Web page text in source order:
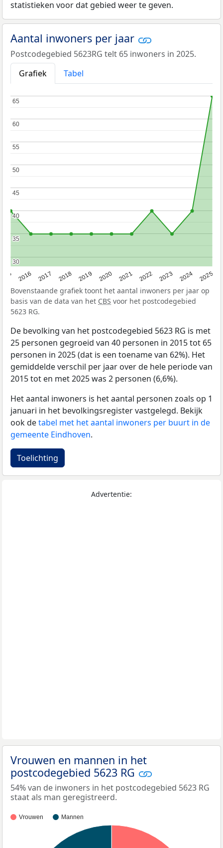
statistieken voor dat gebied weer te geven.
Aantal inwoners per jaar
Postcodegebied 5623RG telt 65 inwoners in 2025.
Grafiek
Tabel
2016 2017 2018 2019 2020 2021 2022 2023 2024 2025
30
30
35
35
40
40
45
45
50
50
55
55
60
60
65
65
Bovenstaande grafiek toont het aantal inwoners per jaar op
basis van de data van het CBS voor het postcodegebied
5623 RG.
De bevolking van het postcodegebied 5623 RG is met
25 personen gegroeid van 40 personen in 2015 tot 65
personen in 2025 (dat is een toename van 62%). Het
gemiddelde verschil per jaar over de hele periode van
2015 tot en met 2025 was 2 personen (6,6%).
Het aantal inwoners is het aantal personen zoals op 1
januari in het bevolkingsregister vastgelegd. Bekijk
ook detabel met het aantal inwoners per buurt in de
gemeente Eindhoven.
Toelichting
Advertentie:
Vrouwen en mannen in het
postcodegebied 5623 RG
54% van de inwoners in het postcodegebied 5623 RG
staat als man geregistreerd.
Vrouwen Mannen